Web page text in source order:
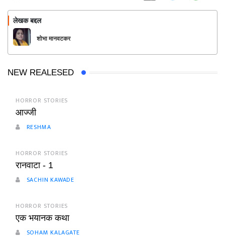
लेखक बद्दल
शोभा मानवटकर
NEW REALESED
HORROR STORIES
आज्जी
RESHMA
HORROR STORIES
रानवाटा - 1
SACHIN KAWADE
HORROR STORIES
एक भयानक कथा
SOHAM KALAGATE